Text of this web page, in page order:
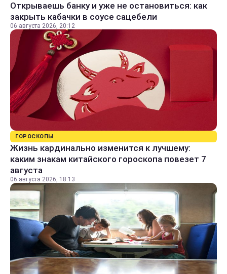
Открываешь банку и уже не остановиться: как
закрыть кабачки в соусе сацебели
06 августа 2026, 20:12
ГОРОСКОПЫ
Жизнь кардинально изменится к лучшему:
каким знакам китайского гороскопа повезет 7
августа
06 августа 2026, 18:13